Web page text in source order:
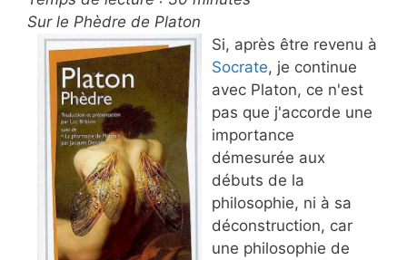
Sur le Phèdre de Platon
Si, après être revenu à
Socrate, je continue
avec Platon, ce n'est
pas que j'accorde une
importance
démesurée aux
débuts de la
philosophie, ni à sa
déconstruction, car
une philosophie de